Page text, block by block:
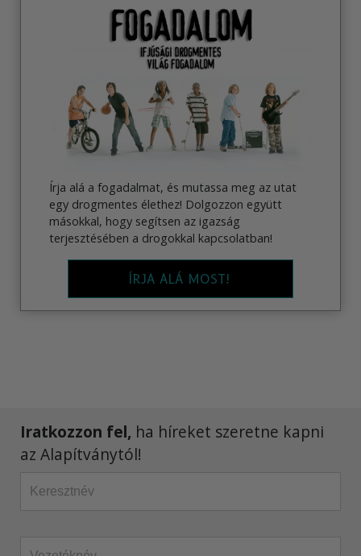
Írja alá a fogadalmat, és mutassa meg az utat
egy drogmentes élethez! Dolgozzon együtt
másokkal, hogy segítsen az igazság
terjesztésében a drogokkal kapcsolatban!
ÍRJA ALÁ MOST!
Iratkozzon fel, ha híreket szeretne kapni
az Alapítványtól!